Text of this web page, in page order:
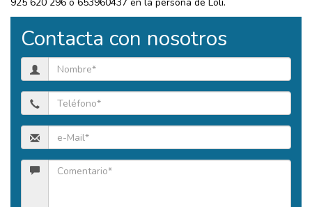
Contacta con nosotros